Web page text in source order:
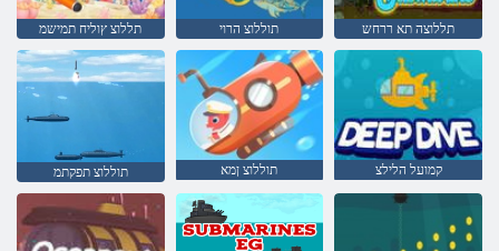
תללוצ ץוליח תמישמ תוללוצ הרוי תללוצה תא ררחש
תוללוצ תפקתמ תוללוצ ןמא קמועל הלילצ